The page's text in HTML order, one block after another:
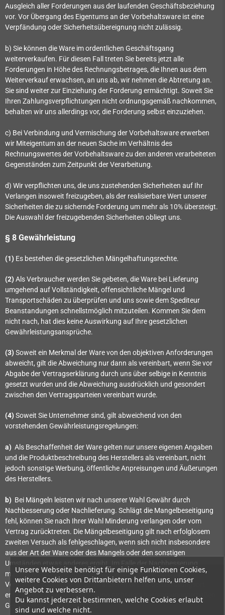
Unsere Webseite benötigt für einige Funktionen Cookies,
weitere Cookies von Drittanbietern helfen uns, unser
Angebot zu verbessern.
Du kannst jederzeit bestimmen, welche Cookies erlaubt
sind und welche nicht.
Ausgleich aller Forderungen aus der laufenden Geschäftsbeziehung
vor. Vor Übergang des Eigentums an der Vorbehaltsware ist eine
Verpfändung oder Sicherheitsübereignung nicht zulässig.
b) Sie können die Ware im ordentlichen Geschäftsgang
weiterverkaufen. Für diesen Fall treten Sie bereits jetzt alle
Forderungen in Höhe des Rechnungsbetrages, die Ihnen aus dem
Weiterverkauf erwachsen, an uns ab, wir nehmen die Abtretung an.
Sie sind weiter zur Einziehung der Forderung ermächtigt. Soweit Sie
Ihren Zahlungsverpflichtungen nicht ordnungsgemäß nachkommen,
behalten wir uns allerdings vor, die Forderung selbst einzuziehen.
c) Bei Verbindung und Vermischung der Vorbehaltsware erwerben
wir Miteigentum an der neuen Sache im Verhältnis des
Rechnungswertes der Vorbehaltsware zu den anderen verarbeiteten
Gegenständen zum Zeitpunkt der Verarbeitung.
d) Wir verpflichten uns, die uns zustehenden Sicherheiten auf Ihr
Verlangen insoweit freizugeben, als der realisierbare Wert unserer
Sicherheiten die zu sichernde Forderung um mehr als 10% übersteigt.
Die Auswahl der freizugebenden Sicherheiten obliegt uns.
§ 8 Gewährleistung
(1) Es bestehen die gesetzlichen Mängelhaftungsrechte.
(2) Als Verbraucher werden Sie gebeten, die Ware bei Lieferung
umgehend auf Vollständigkeit, offensichtliche Mängel und
Transportschäden zu überprüfen und uns sowie dem Spediteur
Beanstandungen schnellstmöglich mitzuteilen. Kommen Sie dem
nicht nach, hat dies keine Auswirkung auf Ihre gesetzlichen
Gewährleistungsansprüche.
(3) Soweit ein Merkmal der Ware von den objektiven Anforderungen
abweicht, gilt die Abweichung nur dann als vereinbart, wenn Sie vor
Abgabe der Vertragserklärung durch uns über selbige in Kenntnis
gesetzt wurden und die Abweichung ausdrücklich und gesondert
zwischen den Vertragsparteien vereinbart wurde.
(4) Soweit Sie Unternehmer sind, gilt abweichend von den
vorstehenden Gewährleistungsregelungen:
a) Als Beschaffenheit der Ware gelten nur unsere eigenen Angaben
und die Produktbeschreibung des Herstellers als vereinbart, nicht
jedoch sonstige Werbung, öffentliche Anpreisungen und Äußerungen
des Herstellers.
b) Bei Mängeln leisten wir nach unserer Wahl Gewähr durch
Nachbesserung oder Nachlieferung. Schlägt die Mangelbeseitigung
fehl, können Sie nach Ihrer Wahl Minderung verlangen oder vom
Vertrag zurücktreten. Die Mängelbeseitigung gilt nach erfolglosem
zweiten Versuch als fehlgeschlagen, wenn sich nicht insbesondere
aus der Art der Ware oder des Mangels oder den sonstigen
Umständen etwas anderes ergibt. Im Falle der Nachbesserung
müssen wir nicht die erhöhten Kosten tragen, die durch die
Verbringung der Ware an einen anderen Ort als den Erfüllungsort
entstehen, sofern die Verbringung nicht dem bestimmungsgemäßen
Gebrauch der Ware entspricht.